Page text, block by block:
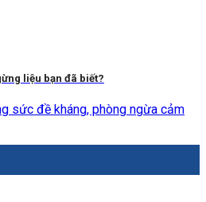
liệu bạn đã biết?
sức đề kháng, phòng ngừa cảm